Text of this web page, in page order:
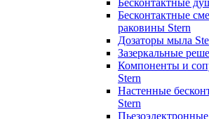
Бесконтактные
Бесконтактные
раковины Stern
Дозаторы мыла
Зазеркальные
Компоненты и
Stern
Настенные
Stern